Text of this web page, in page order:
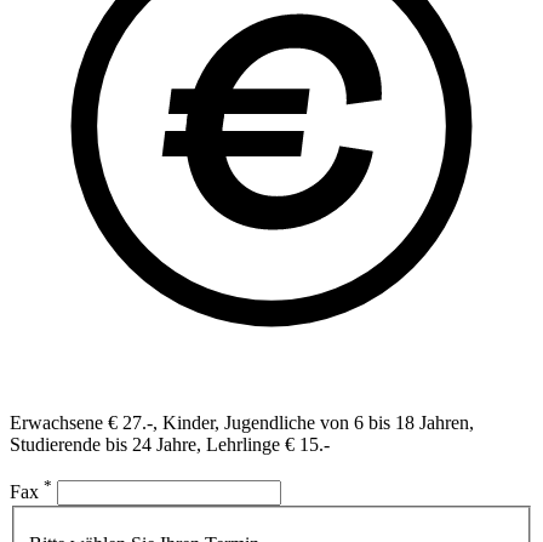
Erwachsene € 27.-, Kinder, Jugendliche von 6 bis 18 Jahren,
Studierende bis 24 Jahre, Lehrlinge € 15.-
Fax *